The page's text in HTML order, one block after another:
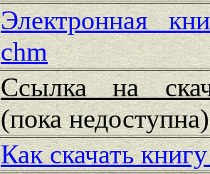
Электронная
chm
Ссылка на
(пока
Как скачать